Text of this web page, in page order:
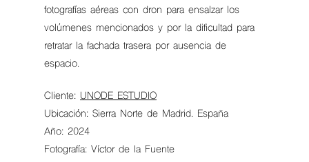
fotografías aéreas con dron para ensalzar los
volúmenes mencionados y por la dificultad para
retratar la fachada trasera por ausencia de
espacio.
Cliente: UNODE ESTUDIO
Ubicación: Sierra Norte de Madrid. España
Año: 2024
Fotografía: Víctor de la Fuente